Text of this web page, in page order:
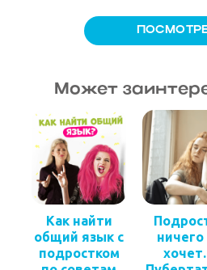
Может
Как найти
общий язык с
подростком
ничего